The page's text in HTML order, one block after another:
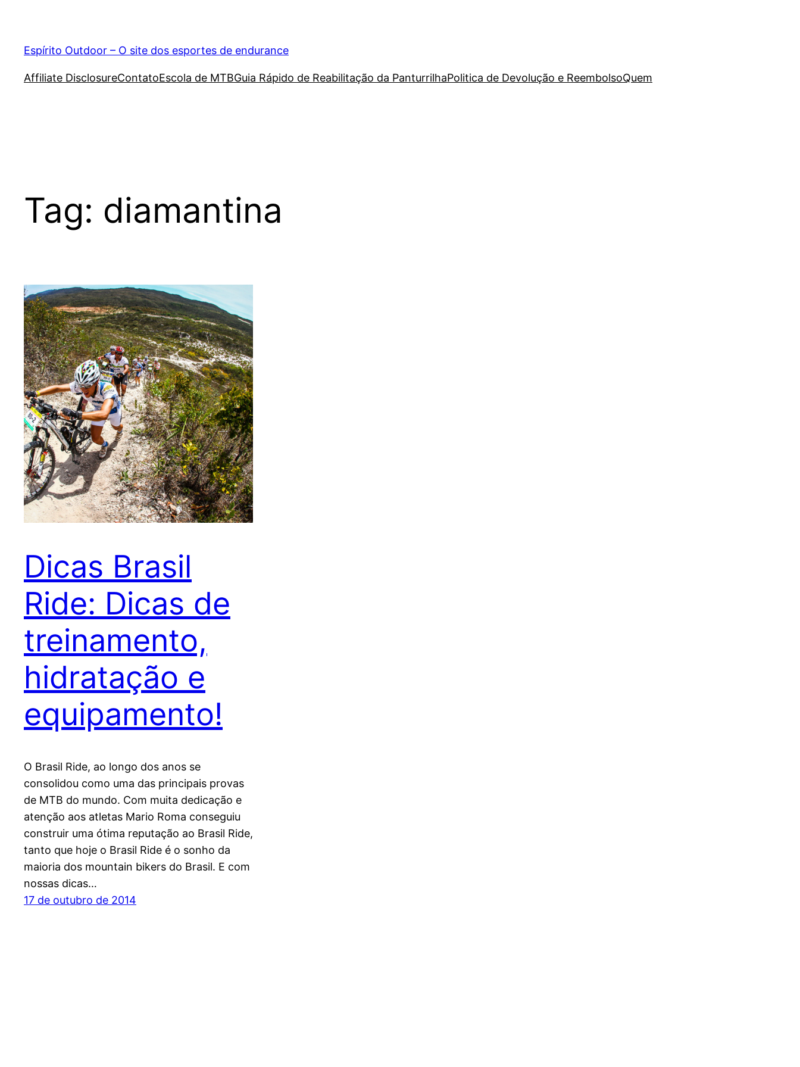
Espírito Outdoor – O site dos esportes de endurance
Affiliate DisclosureContatoEscola de MTBGuia Rápido de Reabilitação da PanturrilhaPolitica de Devolução e ReembolsoQuem
Tag: diamantina
Dicas Brasil
Ride: Dicas de
treinamento,
hidratação e
equipamento!
O Brasil Ride, ao longo dos anos se
consolidou como uma das principais provas
de MTB do mundo. Com muita dedicação e
atenção aos atletas Mario Roma conseguiu
construir uma ótima reputação ao Brasil Ride,
tanto que hoje o Brasil Ride é o sonho da
maioria dos mountain bikers do Brasil. E com
nossas dicas…
17 de outubro de 2014